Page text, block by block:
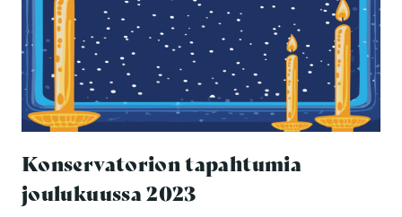
Konservatorion tapahtumia
joulukuussa 2023